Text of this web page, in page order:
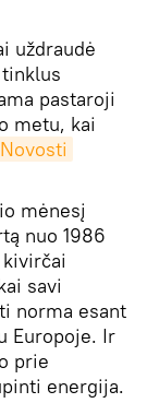
uždraudė
pastaroji
metu, kai
mėnesį
nuo 1986
savi
norma esant
Europoje. Ir
prie
energija.